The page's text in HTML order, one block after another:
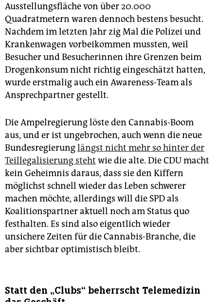
Ausstellungsfläche von über 20.000
Quadratmetern waren dennoch bestens besucht.
Nachdem im letzten Jahr zig Mal die Polizei und
Krankenwagen vorbeikommen mussten, weil
Besucher und Besucherinnen ihre Grenzen beim
Drogenkonsum nicht richtig eingeschätzt hatten,
wurde erstmalig auch ein Awareness-Team als
Ansprechpartner gestellt.
Die Ampelregierung löste den Cannabis-Boom
aus, und er ist ungebrochen, auch wenn die neue
Bundesregierunglängst nicht mehr so hinter der
Teillegalisierung steht wie die alte. Die CDU macht
kein Geheimnis daraus, dass sie den Kiffern
möglichst schnell wieder das Leben schwerer
machen möchte, allerdings will die SPD als
Koalitionspartner aktuell noch am Status quo
festhalten. Es sind also eigentlich wieder
unsichere Zeiten für die Cannabis-Branche, die
aber sichtbar optimistisch bleibt.
Statt den „Clubs“ beherrscht Telemedizin